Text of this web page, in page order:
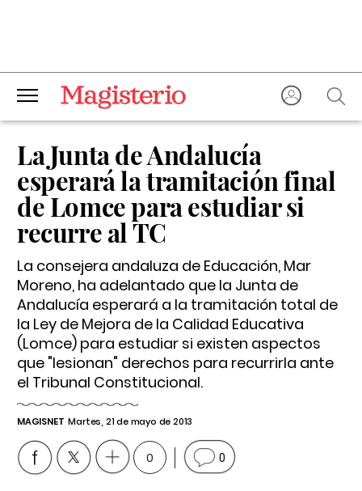
La Junta de Andalucía
esperará la tramitación final
de Lomce para estudiar si
recurre al TC
La consejera andaluza de Educación, Mar
Moreno, ha adelantado que la Junta de
Andalucía esperará a la tramitación total de
la Ley de Mejora de la Calidad Educativa
(Lomce) para estudiar si existen aspectos
que "lesionan" derechos para recurrirla ante
el Tribunal Constitucional.
MAGISNET Martes, 21 de mayo de 2013
0 0